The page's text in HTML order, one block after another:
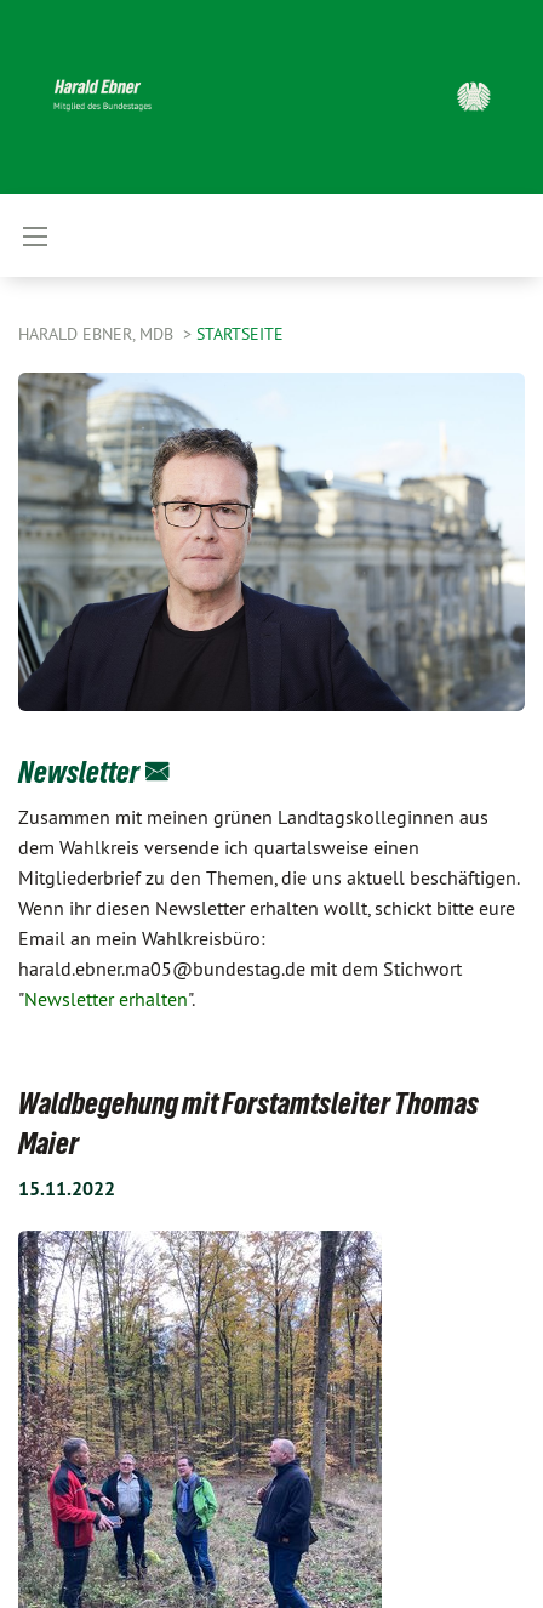
HARALD EBNER, MDB STARTSEITE
Newsletter
Zusammen mit meinen grünen Landtagskolleginnen aus
dem Wahlkreis versende ich quartalsweise einen
Mitgliederbrief zu den Themen, die uns aktuell beschäftigen.
Wenn ihr diesen Newsletter erhalten wollt, schickt bitte eure
Email an mein Wahlkreisbüro:
harald.ebner.ma05@bundestag.de mit dem Stichwort
"Newsletter erhalten".
Waldbegehung mit Forstamtsleiter Thomas
Maier
15.11.2022